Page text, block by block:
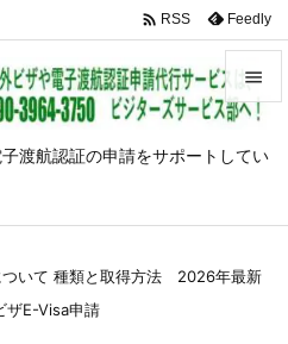
渡航認証の申請をサポートしてい


メニュ
次へ
 RSS Feedly
ついて 種類と取得方法 2026年最新
ザE-Visa申請